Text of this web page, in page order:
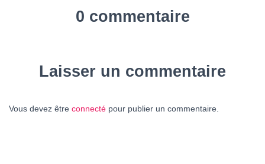
0 commentaire
Laisser un commentaire
Vous devez être connecté pour publier un commentaire.